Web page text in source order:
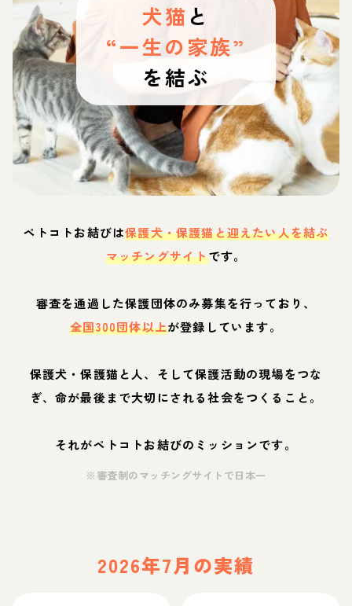
犬猫 と
“一生の家族”
を結ぶ
ペトコトお結びは保護犬・保護猫と迎えたい人を結ぶ
マッチングサイトです。
審査を通過した保護団体のみ募集を行っており、
全国300団体以上が登録しています。
保護犬・保護猫と人、そして保護活動の現場をつな
ぎ、命が最後まで大切にされる社会をつくること。
それがペトコトお結びのミッションです。
※審査制のマッチングサイトで日本一
2026年7月の実績